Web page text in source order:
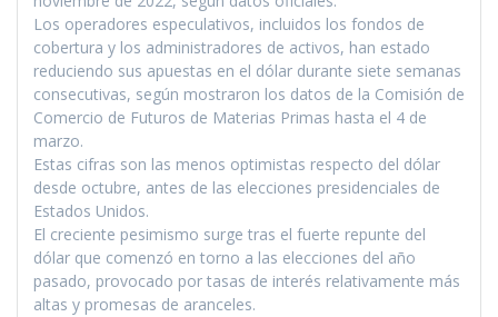
Los operadores especulativos, incluidos los fondos de
cobertura y los administradores de activos, han estado
reduciendo sus apuestas en el dólar durante siete semanas
consecutivas, según mostraron los datos de la Comisión de
Comercio de Futuros de Materias Primas hasta el 4 de
marzo.
Estas cifras son las menos optimistas respecto del dólar
desde octubre, antes de las elecciones presidenciales de
Estados Unidos.
El creciente pesimismo surge tras el fuerte repunte del
dólar que comenzó en torno a las elecciones del año
pasado, provocado por tasas de interés relativamente más
altas y promesas de aranceles.